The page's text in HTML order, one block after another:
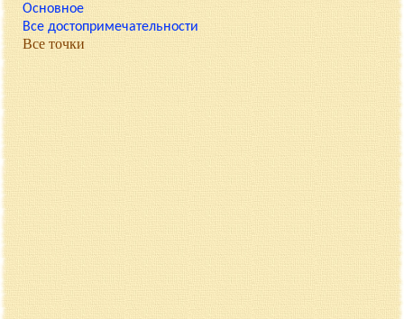
Основное
Все достопримечательности
Все точки